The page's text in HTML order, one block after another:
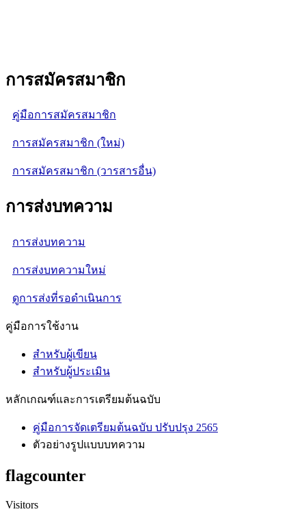
การสมัครสมาชิก
คู่มือการสมัครสมาชิก
การสมัครสมาชิก (ใหม่)
การสมัครสมาชิก (วารสารอื่น)
การส่งบทความ
การส่งบทความ
การส่งบทความใหม่
ดูการส่งที่รอดำเนินการ
คู่มือการใช้งาน
สำหรับผู้เขียน
สำหรับผู้ประเมิน
หลักเกณฑ์และการเตรียมต้นฉบับ
คู่มือการจัดเตรียมต้นฉบับ ปรับปรุง 2565
ตัวอย่างรูปแบบบทความ
flagcounter
Visitors